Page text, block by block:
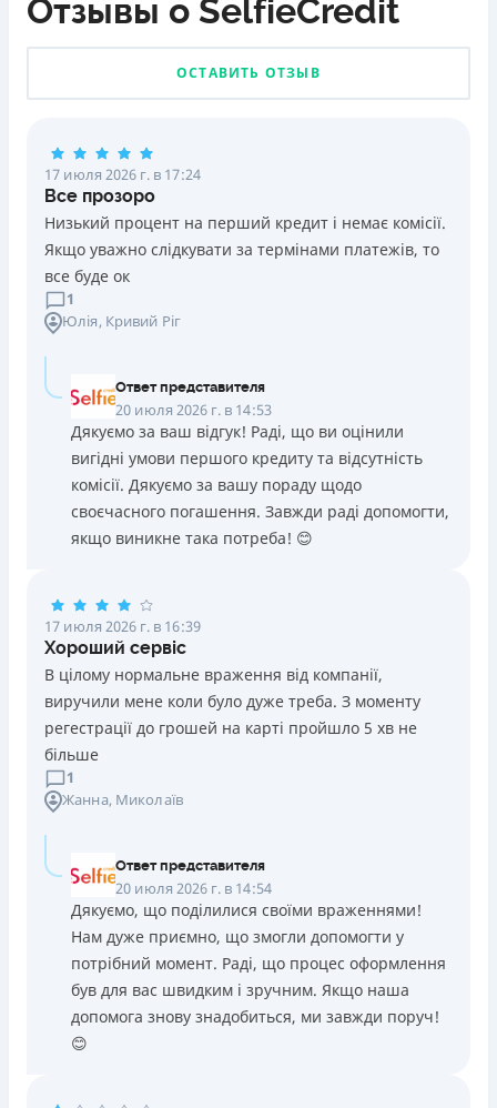
Отзывы о SelfieCredit
ОСТАВИТЬ ОТЗЫВ
17 июля 2026 г. в 17:24
Все прозоро
Низький процент на перший кредит і немає комісії.
Якщо уважно слідкувати за термінами платежів, то
все буде ок
1
Юлія, Кривий Ріг
Ответ представителя
20 июля 2026 г. в 14:53
Дякуємо за ваш відгук! Раді, що ви оцінили
вигідні умови першого кредиту та відсутність
комісії. Дякуємо за вашу пораду щодо
своєчасного погашення. Завжди раді допомогти,
якщо виникне така потреба! 😊
17 июля 2026 г. в 16:39
Хороший сервіс
В цілому нормальне враження від компанії,
виручили мене коли було дуже треба. З моменту
регестрації до грошей на карті пройшло 5 хв не
більше
1
Жанна, Миколаїв
Ответ представителя
20 июля 2026 г. в 14:54
Дякуємо, що поділилися своїми враженнями!
Нам дуже приємно, що змогли допомогти у
потрібний момент. Раді, що процес оформлення
був для вас швидким і зручним. Якщо наша
допомога знову знадобиться, ми завжди поруч!
😊